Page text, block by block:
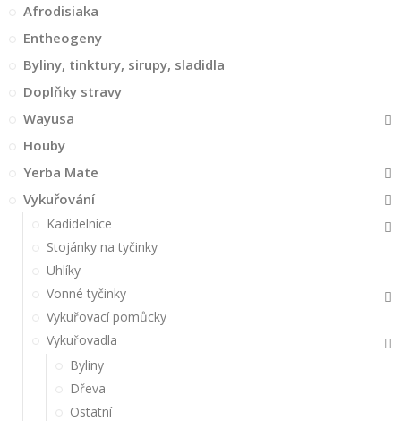
Afrodisiaka
Entheogeny
Byliny, tinktury, sirupy, sladidla
Doplňky stravy
Wayusa
Houby
Yerba Mate
Vykuřování
Kadidelnice
Stojánky na tyčinky
Uhlíky
Vonné tyčinky
Vykuřovací pomůcky
Vykuřovadla
Byliny
Dřeva
Ostatní